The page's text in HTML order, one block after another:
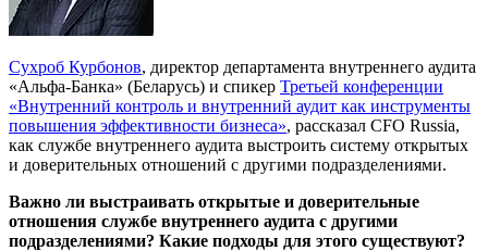
Сухроб Курбонов, директор департамента внутреннего аудита
«Альфа-Банка» (Беларусь) и спикер Третьей конференции
«Внутренний контроль и внутренний аудит как инструменты
повышения эффективности бизнеса», рассказал CFO Russia,
как службе внутреннего аудита выстроить систему открытых
и доверительных отношений с другими подразделениями.
Важно ли выстраивать открытые и доверительные
отношения службе внутреннего аудита с другими
подразделениями? Какие подходы для этого существуют?